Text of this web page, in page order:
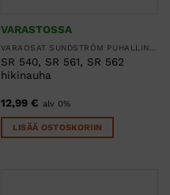
VARASTOSSA
SR 540, SR 561, SR 562
hikinauha
12,99 € alv 0%
LISÄÄ OSTOSKORIIN